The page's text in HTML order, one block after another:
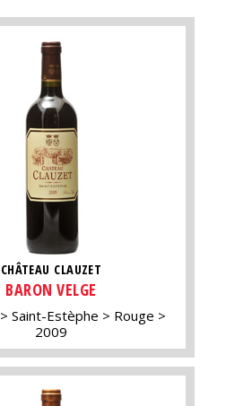
CHÂTEAU CLAUZET
BARON VELGE
Saint-Estèphe
Rouge
2009